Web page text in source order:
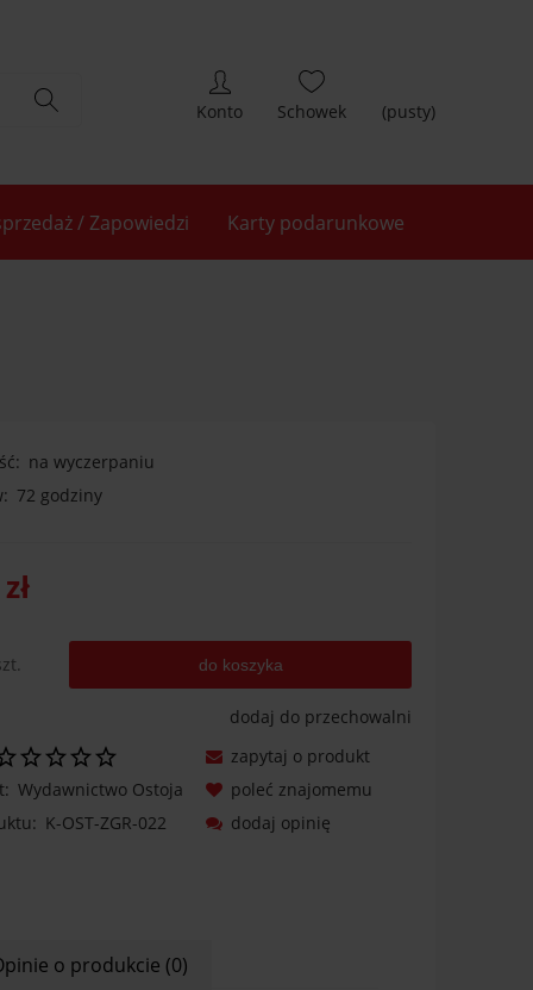
(pusty)
/ Zapowiedzi Karty podarunkowe
na wyczerpaniu
72 godziny
do koszyka
dodaj do przechowalni
Wydawnictwo Ostoja
K-OST-ZGR-022
zapytaj o produkt
poleć znajomemu
dodaj opinię
o produkcie (0)